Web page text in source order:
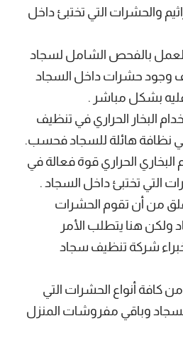
والحشرات التي تختبئ داخل
بالفحص الشامل لسجاد
وجود حشرات داخل السجاد
بشكل مباشر .
البخار الحراري في تنظيف
نظافة هائلة للسجاد فحسب.
الحراري قوة فعالة في
التي تختبئ داخل السجاد .
من أن تقوم الحشرات
ولكن هنا يتطلب الأمر
شركة تنظيف سجاد
كافة أنواع الحشرات التي
وباقي مفروشات المنزل